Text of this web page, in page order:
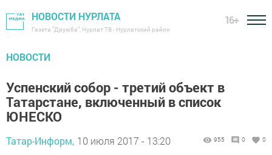
НОВОСТИ НУРЛАТА
Газета "Дружба", Нурлат ТВ - Нурлатский район
16+
НОВОСТИ
Успенский собор - третий объект в
Татарстане, включенный в список
ЮНЕСКО
Татар-Информ, 10 июля 2017 - 13:20 955 0 0